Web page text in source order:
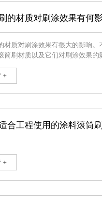
的材质对刷涂效果有何
材质对刷涂效果有很大的影响
们对刷涂效果的影响。滚筒刷批发 毛刷：毛刷是最常见的涂料滚筒刷材
。毛刷的使用
+
合工程使用的涂料滚筒
+